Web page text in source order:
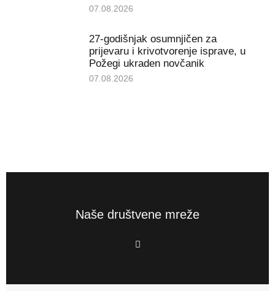
07.08.2026
27-godišnjak osumnjičen za
prijevaru i krivotvorenje isprave, u
Požegi ukraden novčanik
07.08.2026
Naše društvene mreže
F
a
o